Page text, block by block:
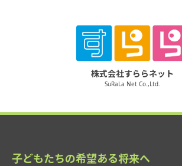
株式会社すららネット
SuRaLa Net Co.,Ltd.
子どもたちの希望ある将来へ